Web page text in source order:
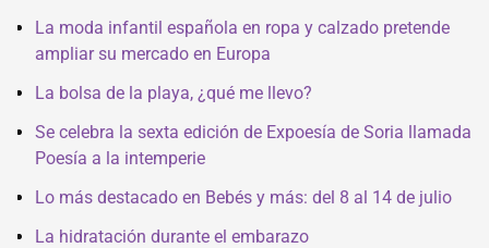
La moda infantil española en ropa y calzado pretende
ampliar su mercado en Europa
La bolsa de la playa, ¿qué me llevo?
Se celebra la sexta edición de Expoesía de Soria llamada
Poesía a la intemperie
Lo más destacado en Bebés y más: del 8 al 14 de julio
La hidratación durante el embarazo